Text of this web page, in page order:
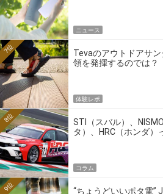
ニュース
Tevaのアウトドアサ
領を発揮するのでは？
7位
体験レポ
STI（スバル）、
タ）、HRC（ホンダ）
8位
コラム
“ちょうどいいポタ電”
9位